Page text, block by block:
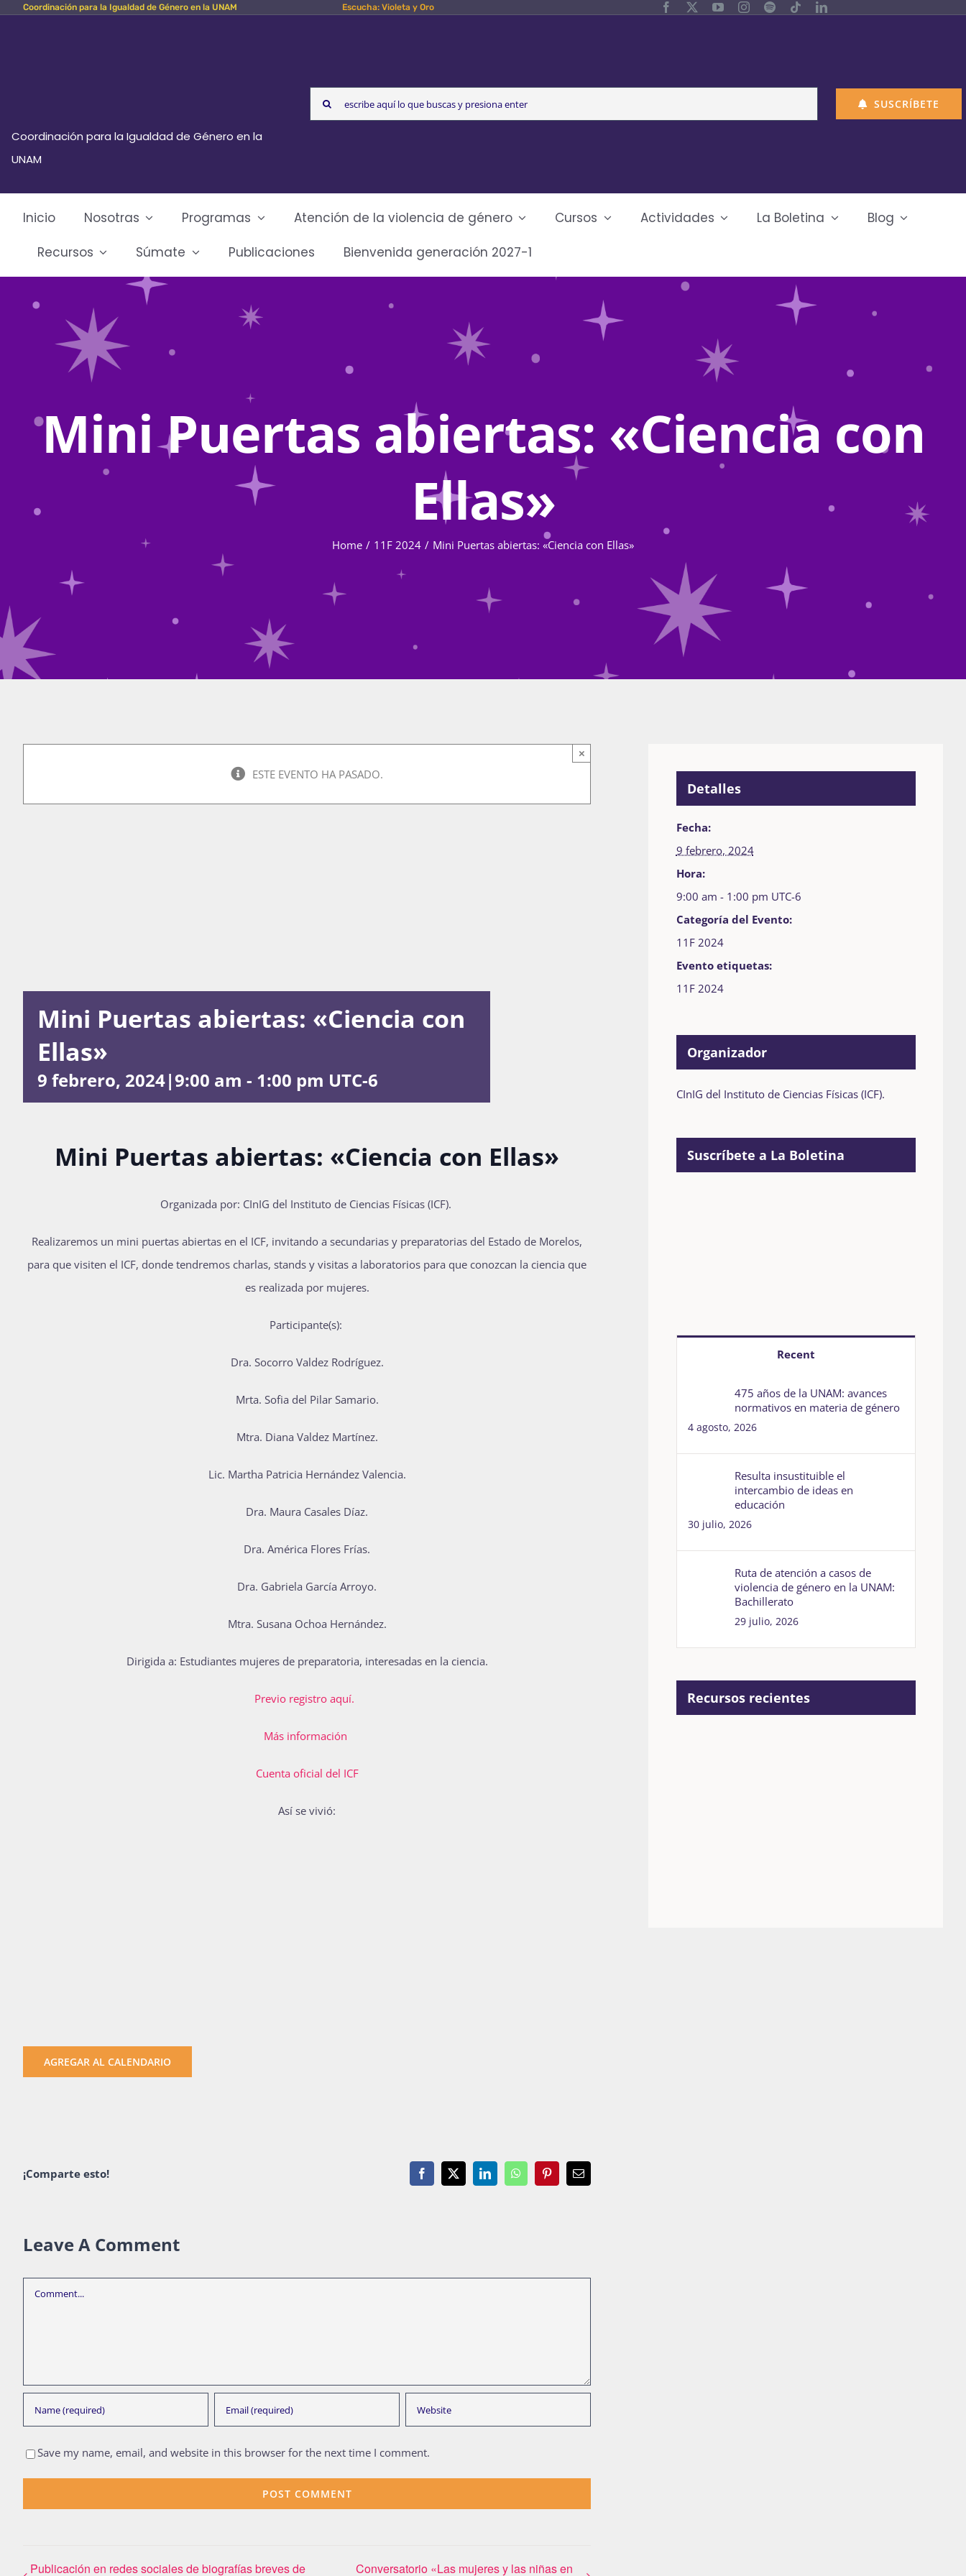
Skip Coordinación para la Igualdad de Género en la UNAM Escucha: Violeta y Oro
Coordinación para la Igualdad de Género en la
UNAM
Search
for:
SUSCRÍBETE
Inicio Nosotras Programas Atención de la violencia de género Cursos Actividades La Boletina
Blog
Recursos
Súmate Publicaciones Bienvenida generación 2027-1
Mini Puertas abiertas: «Ciencia con
Ellas»
Home 11F 2024 Mini Puertas abiertas: «Ciencia con Ellas»
ESTE EVENTO HA PASADO.
×
Mini Puertas abiertas: «Ciencia con
Ellas»
9 febrero, 2024|9:00 am - 1:00 pm UTC-6
Mini Puertas abiertas: «Ciencia con Ellas»
Organizada por: CInIG del Instituto de Ciencias Físicas (ICF).
Realizaremos un mini puertas abiertas en el ICF, invitando a secundarias y preparatorias del Estado de Morelos,
para que visiten el ICF, donde tendremos charlas, stands y visitas a laboratorios para que conozcan la ciencia que
es realizada por mujeres.
Participante(s):
Dra. Socorro Valdez Rodríguez.
Mrta. Sofia del Pilar Samario.
Mtra. Diana Valdez Martínez.
Lic. Martha Patricia Hernández Valencia.
Dra. Maura Casales Díaz.
Dra. América Flores Frías.
Dra. Gabriela García Arroyo.
Mtra. Susana Ochoa Hernández.
Dirigida a: Estudiantes mujeres de preparatoria, interesadas en la ciencia.
Previo registro aquí.
Más información
Cuenta oficial del ICF
Así se vivió:
AGREGAR AL CALENDARIO
¡Comparte esto! Facebook
X LinkedInWhatsAppPinterestEmail
Leave A Comment
Comment
Save my name, email, and website in this browser for the next time I comment.
Publicación en redes sociales de biografías breves de Conversatorio «Las mujeres y las niñas en
Detalles
Fecha:
9 febrero, 2024
Hora:
9:00 am - 1:00 pm UTC-6
Categoría del Evento:
11F 2024
Evento etiquetas:
11F 2024
Organizador
CInIG del Instituto de Ciencias Físicas (ICF).
Suscríbete a La Boletina
Recent
475 años de la UNAM: avances
normativos en materia de género
4 agosto, 2026
Resulta insustituible el
intercambio de ideas en
educación
30 julio, 2026
Ruta de atención a casos de
violencia de género en la UNAM:
Bachillerato
29 julio, 2026
Recursos recientes